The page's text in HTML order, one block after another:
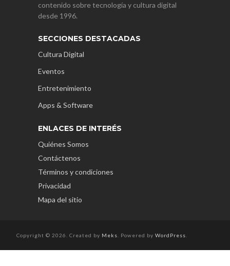
contenido sobre tecnología y cultura digital
desde 1996.
SECCIONES DESTACADAS
Cultura Digital
Eventos
Entretenimiento
Apps & Software
ENLACES DE INTERÉS
Quiénes Somos
Contáctenos
Términos y condiciones
Privacidad
Mapa del sitio
Copyright © 2026. Created by Meks . Powered by WordPress